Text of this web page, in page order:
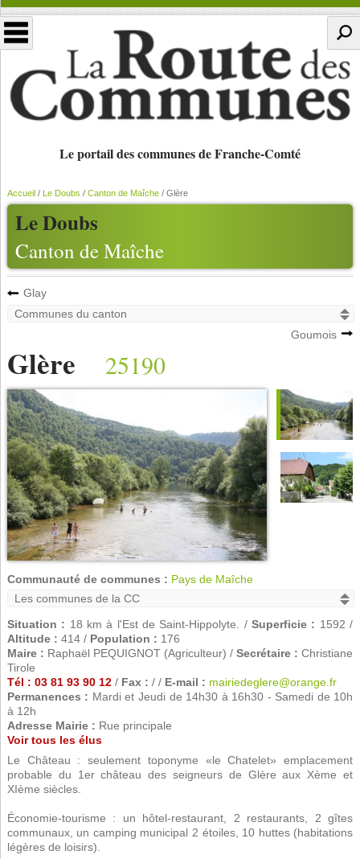
Le portail des communes de Franche-Comté
Le Doubs
Canton de Maîche
Accueil/ Le Doubs / Canton de Maîche/ Glère
Glay
Goumois
Glère 25190
Communauté de communes : Pays de Maîche
Situation : 18 km à l'Est de Saint-Hippolyte. /Superficie : 1592 /
Altitude : 414 / Population : 176
Maire : Raphaël PEQUIGNOT (Agriculteur) /Secrétaire : Christiane
Tirole
Tél : 03 81 93 90 12/ Fax : / / E-mail : mairiedeglere@orange.fr
Permanences : Mardi et Jeudi de 14h30 à 16h30 - Samedi de 10h
à 12h
Adresse Mairie : Rue principale
Voir tous les élus
Le Château : seulement toponyme «le Chatelet» emplacement
probable du 1er château des seigneurs de Glère aux Xème et
XIème siècles.
Économie-tourisme : un hôtel-restaurant, 2 restaurants, 2 gîtes
communaux, un camping municipal 2 étoiles, 10 huttes (habitations
légères de loisirs).